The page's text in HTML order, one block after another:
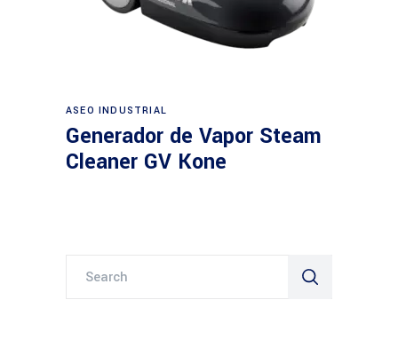
ASEO INDUSTRIAL
Generador de Vapor Steam
Cleaner GV Kone